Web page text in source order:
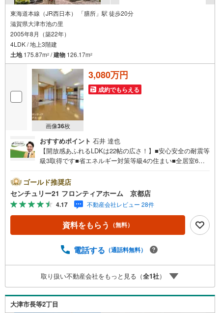
東海道本線（JR西日本） 「膳所」駅 徒歩20分
滋賀県大津市池の里
2005年8月（築22年）
4LDK / 地上3階建
土地175.87m2 /建物 126.17m2
画像36枚
3,080万円
成約でもらえる
おすすめポイント 石井 達也
【開放感あふれるLDKは22帖の広さ！】■安心安全の耐震等
級3取得です■省エネルギー対策等級4の住まい■全居室6帖
です！ 特徴・日当たり良好な南東向き！・両面にバルコニ
ーがある通風良好な住戸・ほっこりうれしい掘りごたつ付
きの和室・前面道路幅員6m以上につきスムーズな車庫入れ
が可能です・地下倉庫を備えており収納に困りません 立
地・平野小学校まで徒歩約31分・打出中学校まで徒歩約19
分 弊社が選ばれる理由 1.お金の扱い方のプロ、ファイナン
にも対応できる売却専門チームあり！3.たくさんの銀行と
4.物件のお引渡し後に必要になったお家のリフォームも弊
社のリフォームプランナーがご提案！5.定期的にご連絡を
繋ぎ、有事の際に迅速にサポートいたします弊社は専門家
同士が連携をとっているため、より多くの知見がございま
す。お気軽にお問合せください！
ゴールド推奨店
センチュリー21 フロンティアホーム 京都店
4.17 不動産会社レビュー 28件
資料をもらう （無料）
電話する （通話料無料）
取り扱い不動産会社をもっと見る（全1社）
大津市長等2丁目